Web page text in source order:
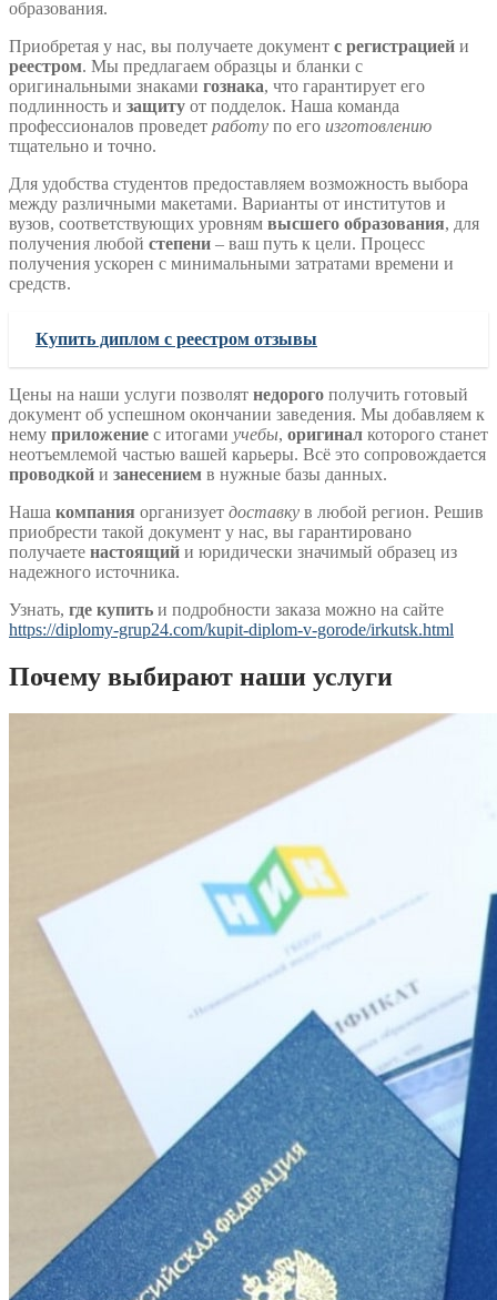
образования.
Приобретая у нас, вы получаете документ с регистрацией и
реестром. Мы предлагаем образцы и бланки с
оригинальными знаками гознака, что гарантирует его
подлинность и защиту от подделок. Наша команда
профессионалов проведет работу по его изготовлению
тщательно и точно.
Для удобства студентов предоставляем возможность выбора
между различными макетами. Варианты от институтов и
вузов, соответствующих уровням высшего образования, для
получения любой степени – ваш путь к цели. Процесс
получения ускорен с минимальными затратами времени и
средств.
Купить диплом с реестром отзывы
Цены на наши услуги позволят недорого получить готовый
документ об успешном окончании заведения. Мы добавляем к
нему приложение с итогами учебы, оригинал которого станет
неотъемлемой частью вашей карьеры. Всё это сопровождается
проводкой и занесением в нужные базы данных.
Наша компания организует доставку в любой регион. Решив
приобрести такой документ у нас, вы гарантировано
получаете настоящий и юридически значимый образец из
надежного источника.
Узнать, где купить и подробности заказа можно на сайте
https://diplomy-grup24.com/kupit-diplom-v-gorode/irkutsk.html
Почему выбирают наши услуги